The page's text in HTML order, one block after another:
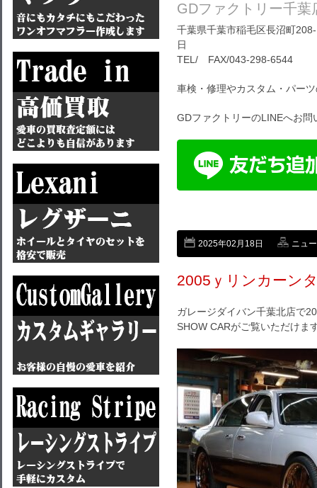
GDファクトリー千葉
千葉県千葉市稲毛区長沼町
日
TEL/ FAX/043-298-6544
車検・修理やカスタム・パー
GDファクトリーのLINEへお問
2025年02月18日 ニュ
2005ｙリンカーン
ガレージダイバン千葉北店で
SHOW CARがご覧いただけま